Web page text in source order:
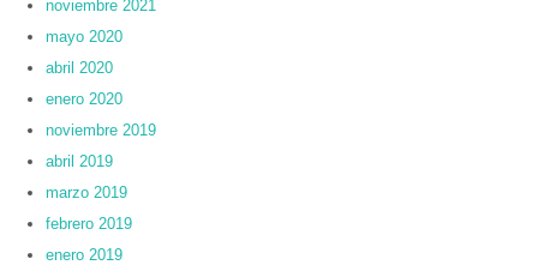
noviembre 2021
mayo 2020
abril 2020
enero 2020
noviembre 2019
abril 2019
marzo 2019
febrero 2019
enero 2019